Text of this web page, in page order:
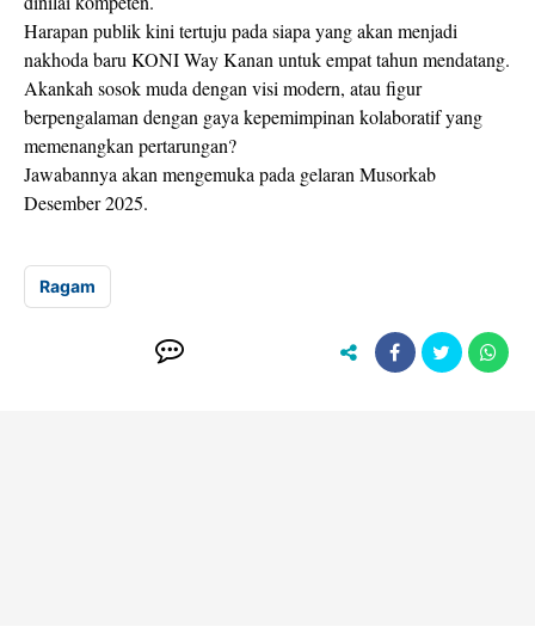
Harapan publik kini tertuju pada siapa yang akan menjadi
nakhoda baru KONI Way Kanan untuk empat tahun mendatang.
Akankah sosok muda dengan visi modern, atau figur
berpengalaman dengan gaya kepemimpinan kolaboratif yang
memenangkan pertarungan?
Jawabannya akan mengemuka pada gelaran Musorkab
Desember 2025.
Ragam